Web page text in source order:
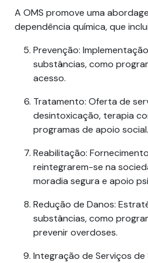
A OMS promove uma
dependência química, que
Prevenção:
substâncias, como
acesso.
Tratamento: Oferta de
desintoxicação, terapia
programas de apoio social.
Reabilitação:
reintegrarem-se na
moradia segura e apoio
Redução de Danos:
substâncias, como
prevenir overdoses.
Integração de Serviços de